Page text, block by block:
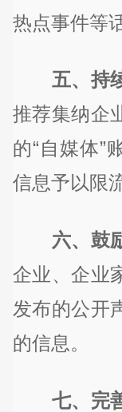
热点事件等
五、持
推荐集纳企
的“自媒体”
信息予以限
六、鼓
企业、企业
发布的公开
的信息。
七、完善